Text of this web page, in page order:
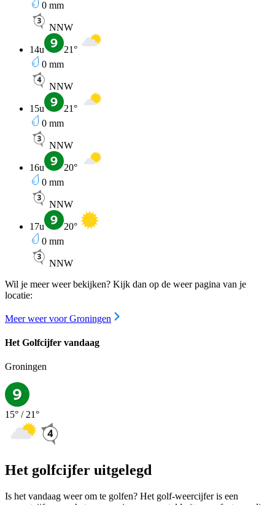
0 mm
NNW
14u 21°
0 mm
NNW
15u 21°
0 mm
NNW
16u 20°
0 mm
NNW
17u 20°
0 mm
NNW
Wil je meer weer bekijken? Kijk dan op de weer pagina van je
locatie:
Meer weer voor Groningen
Het Golfcijfer vandaag
Groningen
15° / 21°
Het golfcijfer uitgelegd
Is het vandaag weer om te golfen? Het golf-weercijfer is een